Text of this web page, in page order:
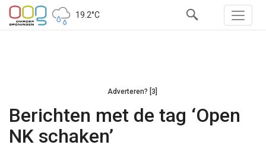
19.2°C
Adverteren? [3]
Berichten met de tag ‘Open
NK schaken’